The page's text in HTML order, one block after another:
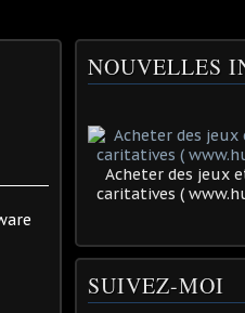
NOUVELLES
Acheter des jeux
caritatives (
SUIVEZ-MOI